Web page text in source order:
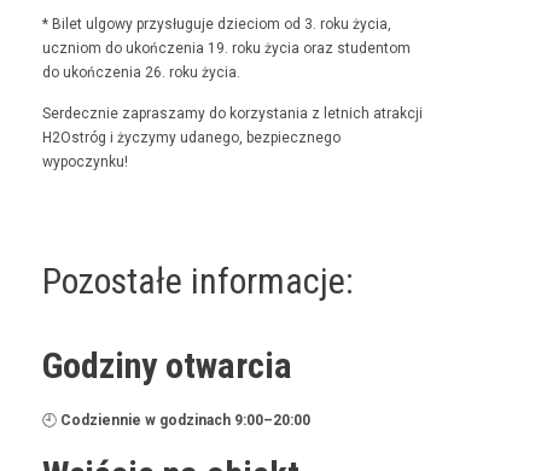
* Bilet ulgo­wy przysługu­je dzieciom od 3. roku życia,
uczniom do ukończenia 19. roku życia oraz stu­den­tom
do ukończenia 26. roku życia.
Serdecznie zaprasza­my do korzys­ta­nia z let­nich atrakcji
H2Ostróg i życzymy udanego, bez­piecznego
wypoczynku!
Pozostałe informacje:
Godziny otwarcia
🕘 Codzi­en­nie w godz­i­nach 9:00–20:00